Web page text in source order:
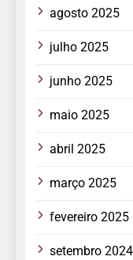
agosto 2025
julho 2025
junho 2025
maio 2025
abril 2025
março 2025
fevereiro 2025
setembro 2024